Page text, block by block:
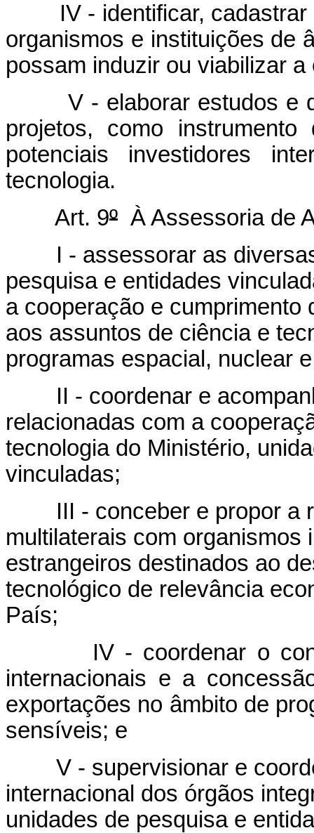
IV - identificar, cadastrar
organismos e instituições de
possam induzir ou viabilizar
V - elaborar estudos e
projetos, como
potenciais investidores
tecnologia.
Art. 9º À Assessoria de
I - assessorar as diversas
pesquisa e entidades
a cooperação e cumprimento
aos assuntos de ciência e
programas espacial, nuclear
II - coordenar e
relacionadas com a
tecnologia do Ministério,
vinculadas;
III - conceber e propor a
multilaterais com organismos
estrangeiros destinados ao
tecnológico de relevância
País;
IV - coordenar o
internacionais e a
exportações no âmbito de
sensíveis; e
V - supervisionar e
internacional dos órgãos
unidades de pesquisa e